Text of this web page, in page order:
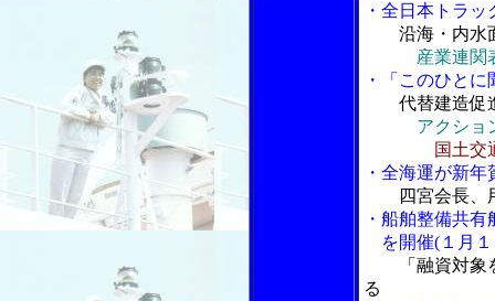
・全日本トラ
沿海・内水
産業連関
・「このひとに
代替建造促
アクショ
国土交
・全海運が新
四宮会長、
・船舶整備共
を開催(１月１
「融資対象を
る